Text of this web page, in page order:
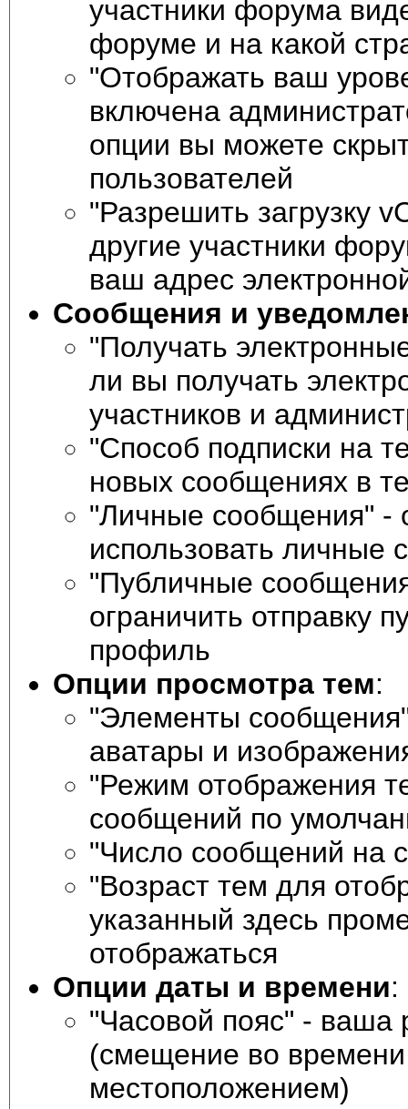
участники форума
форуме и на какой
"Отображать ваш
включена
опции вы можете
пользователей
"Разрешить загрузку
другие участники
ваш адрес
Сообщения и
"Получать
ли вы получать
участников и
"Способ подписки на
новых сообщениях в
"Личные сообщения" -
использовать личные
"Публичные
ограничить отправку
профиль
Опции просмотра тем:
"Элементы
аватары и
"Режим отображения
сообщений по
"Число сообщений на
"Возраст тем для
указанный здесь
отображаться
Опции даты и времени:
"Часовой пояс" - ваша
(смещение во времени
местоположением)